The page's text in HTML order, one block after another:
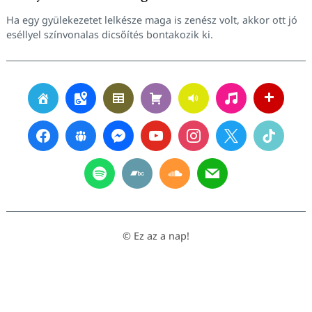
Ha egy gyülekezetet lelkésze maga is zenész volt, akkor ott jó
eséllyel színvonalas dicsőítés bontakozik ki.
© Ez az a nap!